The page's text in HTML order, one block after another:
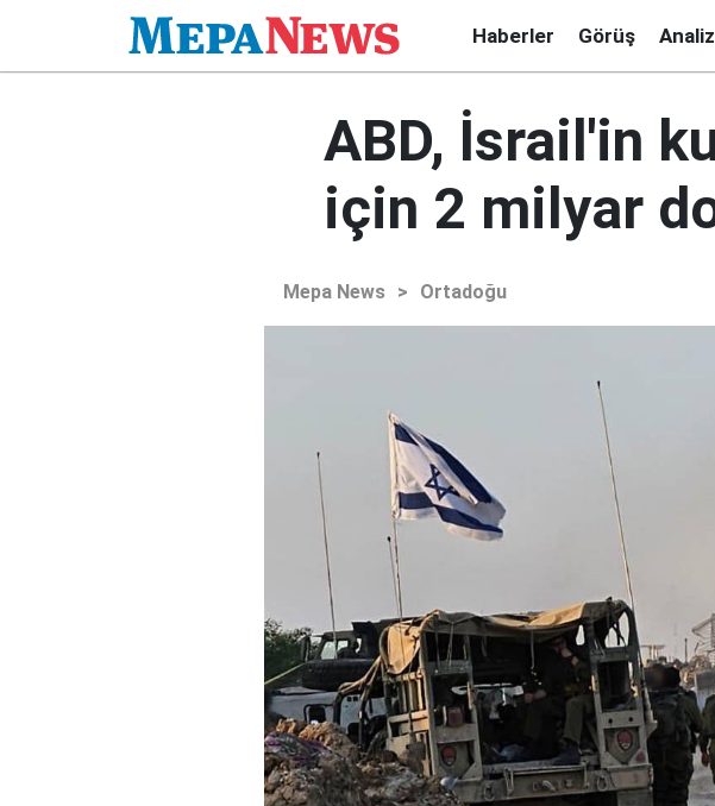
Haberler Görüş Analiz
ABD, İsrail'in
için 2 milyar
Mepa News > Ortadoğu